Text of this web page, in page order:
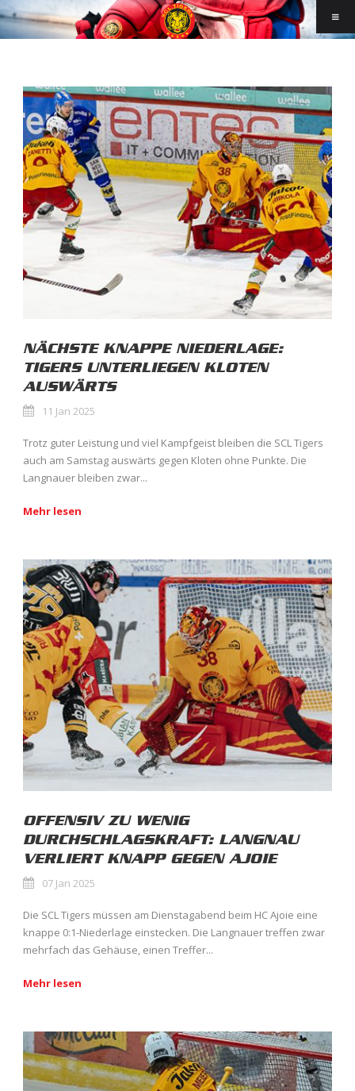
NÄCHSTE KNAPPE NIEDERLAGE:
TIGERS UNTERLIEGEN KLOTEN
AUSWÄRTS
11 Jan 2025
Trotz guter Leistung und viel Kampfgeist bleiben die SCL Tigers
auch am Samstag auswärts gegen Kloten ohne Punkte. Die
Langnauer bleiben zwar...
Mehr lesen
OFFENSIV ZU WENIG
DURCHSCHLAGSKRAFT: LANGNAU
VERLIERT KNAPP GEGEN AJOIE
07 Jan 2025
Die SCL Tigers müssen am Dienstagabend beim HC Ajoie eine
knappe 0:1-Niederlage einstecken. Die Langnauer treffen zwar
mehrfach das Gehäuse, einen Treffer...
Mehr lesen